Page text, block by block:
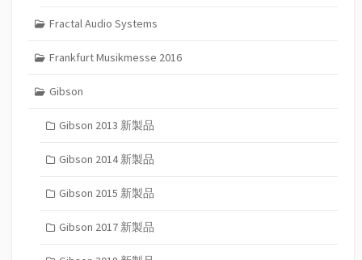
Fractal Audio Systems
Frankfurt Musikmesse 2016
Gibson
Gibson 2013 新製品
Gibson 2014 新製品
Gibson 2015 新製品
Gibson 2017 新製品